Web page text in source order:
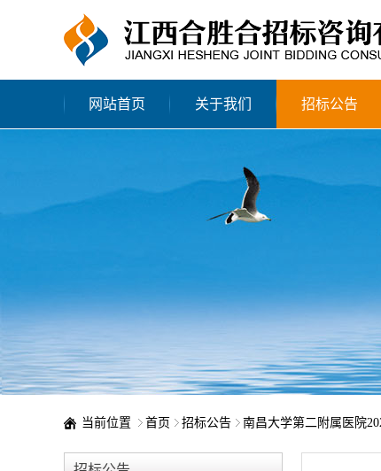
网站首页 关于我们 招标公告
当前位置 首页 招标公告 南昌大学第二附属医院